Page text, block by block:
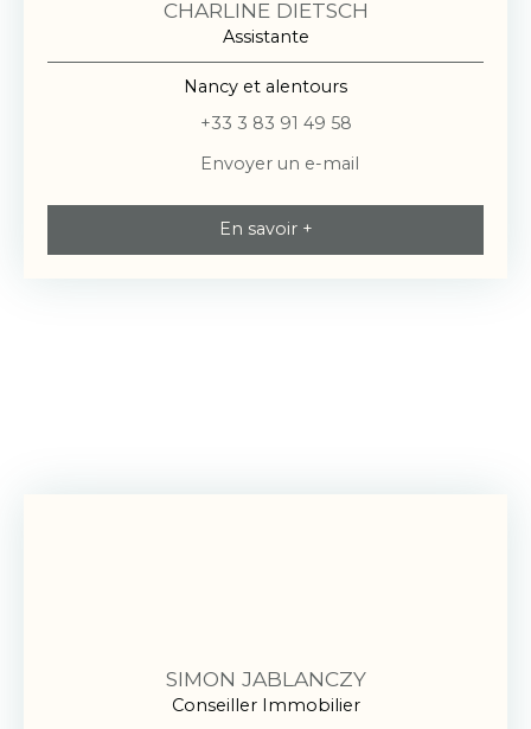
CHARLINE DIETSCH
Assistante
Nancy et alentours
+33 3 83 91 49 58
Envoyer un e-mail
En savoir +
SIMON JABLANCZY
Conseiller Immobilier